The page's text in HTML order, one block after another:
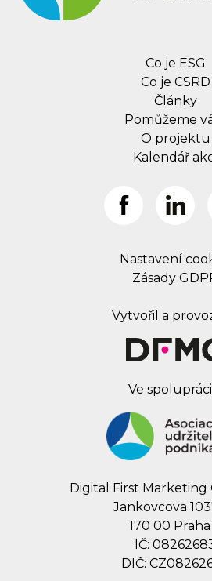
Co je ESG
Co je CSRD
Články
Pomůžeme
O projektu
Kalendář
Nastavení
Zásady
Vytvořil a
Ve spolupráci
Digital First Marketing
Jankovcova
170 00 Praha
IČ:
DIČ: